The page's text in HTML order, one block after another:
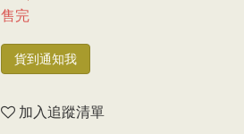
售完
貨到通知我
加入追蹤清單